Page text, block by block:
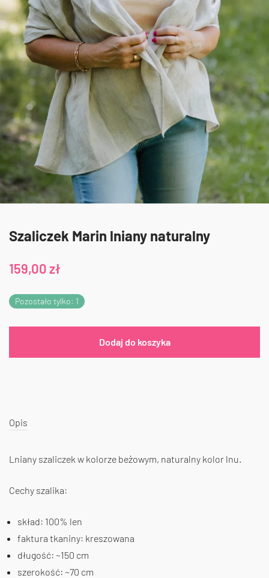
Szaliczek Marin lniany naturalny
159,00zł
Pozostało tylko: 1
Dodaj do koszyka
Opis
Lniany szaliczek w kolorze beżowym, naturalny kolor lnu.
Cechy szalika:
skład: 100% len
faktura tkaniny: kreszowana
długość: ~150 cm
szerokość: ~70 cm